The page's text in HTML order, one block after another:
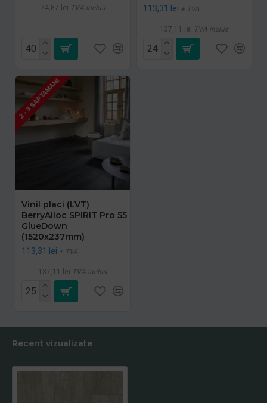
74,87 lei TVA inclus 113,31 lei + TVA
137,11 lei TVA inclus
2 - 3 SAPTAMANI
Vinil placi (LVT)
BerryAlloc SPIRIT Pro 55
GlueDown
(1520x237mm)
113,31 lei + TVA
137,11 lei TVA inclus
Recent vizualizate